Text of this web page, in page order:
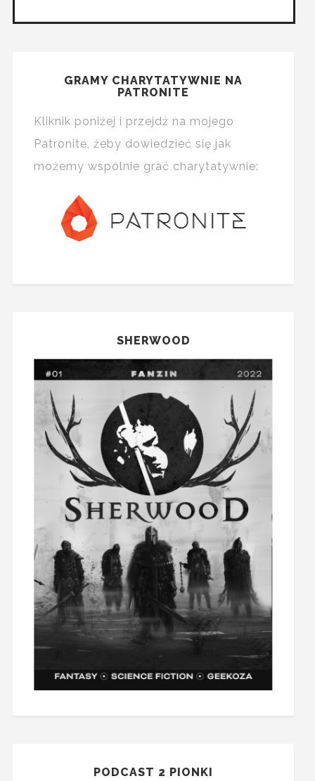
GRAMY CHARYTATYWNIE NA
PATRONITE
Kliknik poniżej i przejdż na mojego
Patronite, żeby dowiedzieć się jak
możemy wspólnie grać charytatywnie:
SHERWOOD
PODCAST 2 PIONKI